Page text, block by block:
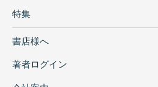
特集
書店様へ
著者ログイン